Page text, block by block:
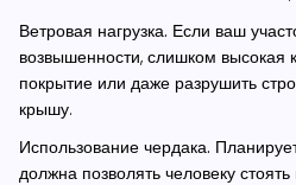
Ветровая нагрузка. Если ваш
возвышенности, слишком высокая
покрытие или даже разрушить
крышу.
Использование чердака.
должна позволять человеку